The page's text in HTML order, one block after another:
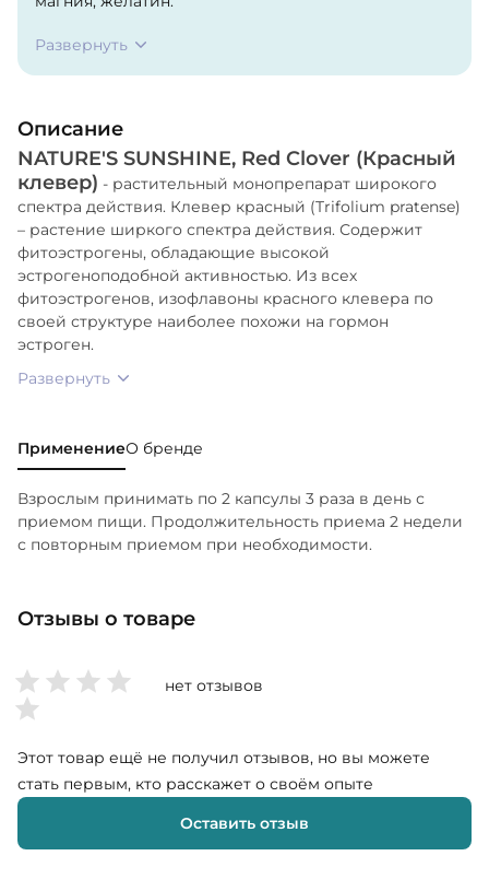
Развернуть
Описание
NATURE'S SUNSHINE, Red Clover (Красный
клевер) - растительный монопрепарат широкого
спектра действия. Клевер красный (Trifolium pratense)
– растение ширкого спектра действия. Содержит
фитоэстрогены, обладающие высокой
эстрогеноподобной активностью. Из всех
фитоэстрогенов, изофлавоны красного клевера по
своей структуре наиболее похожи на гормон
эстроген.
Развернуть
ПрименениеО бренде
Взрослым принимать по 2 капсулы 3 раза в день с
приемом пищи. Продолжительность приема 2 недели
с повторным приемом при необходимости.
Отзывы о товаре
нет отзывов
Этот товар ещё не получил отзывов, но вы можете
стать первым, кто расскажет о своём опыте
Оставить отзыв